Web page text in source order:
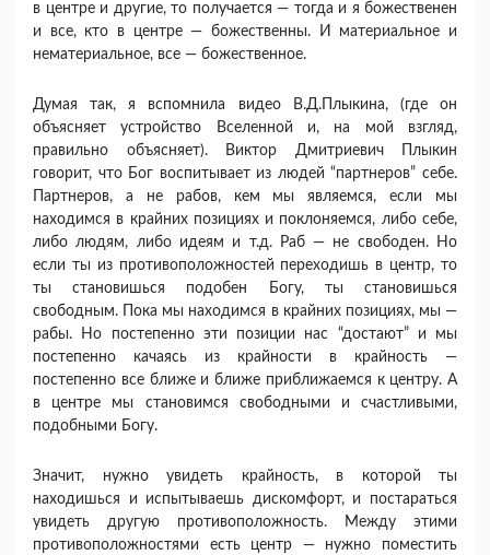
в центре и другие, то получается — тогда и я божественен
и все, кто в центре — божественны. И материальное и
нематериальное, все — божественное.
Думая так, я вспомнила видео В.Д.Плыкина, (где он
объясняет устройство Вселенной и, на мой взгляд,
правильно объясняет). Виктор Дмитриевич Плыкин
говорит, что Бог воспитывает из людей “партнеров” себе.
Партнеров, а не рабов, кем мы являемся, если мы
находимся в крайних позициях и поклоняемся, либо себе,
либо людям, либо идеям и т.д. Раб — не свободен. Но
если ты из противоположностей переходишь в центр, то
ты становишься подобен Богу, ты становишься
свободным. Пока мы находимся в крайних позициях, мы —
рабы. Но постепенно эти позиции нас “достают” и мы
постепенно качаясь из крайности в крайность —
постепенно все ближе и ближе приближаемся к центру. А
в центре мы становимся свободными и счастливыми,
подобными Богу.
Значит, нужно увидеть крайность, в которой ты
находишься и испытываешь дискомфорт, и постараться
увидеть другую противоположность. Между этими
противоположностями есть центр — нужно поместить